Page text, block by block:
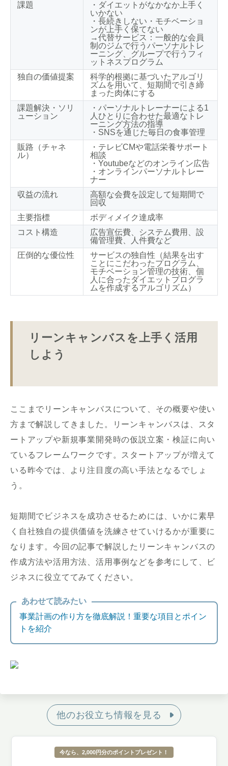
課題
・ダイエットがなかなか上手く
いかない
・長続きしない・モチベーショ
ンが上手く保てない
→代替サービス：一般的な会員
制のジムで行うパーソナルトレ
ーニング、グループで行うフィ
ットネスプログラム
独自の価値提案
科学的根拠に基づいたアルゴリ
ズムを用いて、短期間で引き締
まった肉体にする
課題解決・ソリ
ューション
・パーソナルトレーナーによる1
人ひとりに合わせた最適なトレ
ーニング方法の指導
・SNSを通じた毎日の食事管理
販路（チャネ
ル）
・テレビCMや電話栄養サポート
相談
・Youtubeなどのオンライン広告
・オンラインパーソナルトレー
ナー
収益の流れ
高額な会費を設定して短期間で
回収
主要指標
ボディメイク達成率
コスト構造
広告宣伝費、システム費用、設
備管理費、人件費など
圧倒的な優位性
サービスの独自性（結果を出す
ことにこだわったプログラム、
モチベーション管理の技術、個
人に合ったダイエットプログラ
ムを作成するアルゴリズム）
リーンキャンバスを上手く活用
しよう
ここまでリーンキャンバスについて、その概要や使い
方まで解説してきました。リーンキャンバスは、スタ
ートアップや新規事業開発時の仮説立案・検証に向い
ているフレームワークです。スタートアップが増えて
いる昨今では、より注目度の高い手法となるでしょ
う。
短期間でビジネスを成功させるためには、いかに素早
く自社独自の提供価値を洗練させていけるかが重要に
なります。今回の記事で解説したリーンキャンバスの
作成方法や活用方法、活用事例などを参考にして、ビ
ジネスに役立ててみてください。
あわせて読みたい
事業計画の作り方を徹底解説！重要な項目とポイン
トを紹介
他のお役立ち情報を見る
今なら、2,000円分のポイントプレゼント！